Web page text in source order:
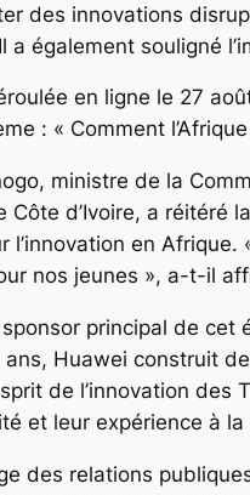
des innovations
a également souligné
en ligne le 27
: « Comment
ministre de la
Côte d’Ivoire, a
en
nos jeunes », a-t-il
principal de
Huawei construit
de l’innovation
et leur expérience à
des relations